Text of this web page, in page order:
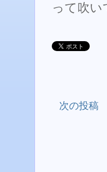
って吹い
次の投稿